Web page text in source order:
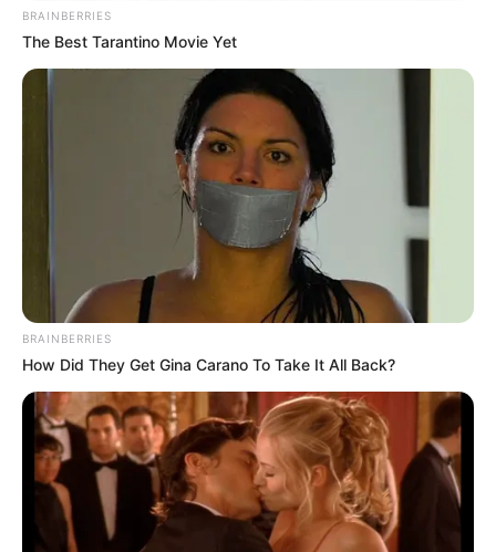
Este é um chamado à consciência.
Um apelo de quem constrói, todos os dias, a ponte entre o SUS e
as comunidades mais distantes deste país.
Somos os Agentes Comunitários de Saúde e Agentes de Combate
Somos mais de 400 mil profissionais que levam saúde, prevenção,
educação e cuidado ás famílias brasileiras. Estamos nas vilas, nos
bairros, nas periferias, nos interiores. Estamos onde o povo está.
Nossa luta não é nova, mas é urgente
BRAINBERRIES
The Best Tarantino Movie Yet
BRAINBERRIES
How Did They Get Gina Carano To Take It All Back?